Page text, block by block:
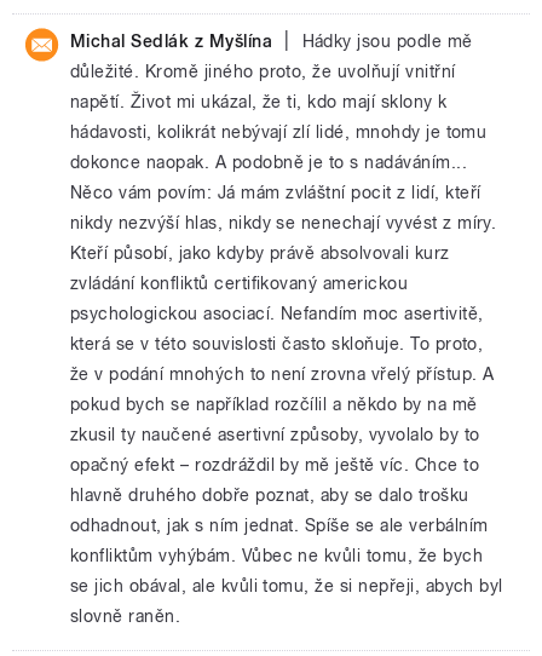
Michal Sedlák z Myšlína
Hádky jsou podle mě
důležité. Kromě jiného proto, že uvolňují vnitřní
napětí. Život mi ukázal, že ti, kdo mají sklony k
hádavosti, kolikrát nebývají zlí lidé, mnohdy je tomu
dokonce naopak. A podobně je to s nadáváním...
Něco vám povím: Já mám zvláštní pocit z lidí, kteří
nikdy nezvýší hlas, nikdy se nenechají vyvést z míry.
Kteří působí, jako kdyby právě absolvovali kurz
zvládání konfliktů certifikovaný americkou
psychologickou asociací. Nefandím moc asertivitě,
která se v této souvislosti často skloňuje. To proto,
že v podání mnohých to není zrovna vřelý přístup. A
pokud bych se například rozčílil a někdo by na mě
zkusil ty naučené asertivní způsoby, vyvolalo by to
opačný efekt – rozdráždil by mě ještě víc. Chce to
hlavně druhého dobře poznat, aby se dalo trošku
odhadnout, jak s ním jednat. Spíše se ale verbálním
konfliktům vyhýbám. Vůbec ne kvůli tomu, že bych
se jich obával, ale kvůli tomu, že si nepřeji, abych byl
slovně raněn.